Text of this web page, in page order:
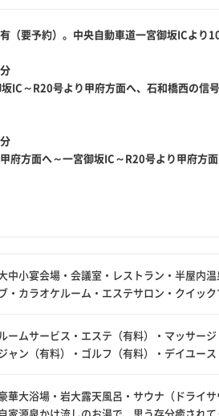
（要予約）。中央自動車道一宮御坂ICより
IC～R20号より甲府方面へ、石和橋西の信
府方面へ～一宮御坂IC～R20号より甲府方
中小宴会場・会議室・レストラン・半屋内
・カラオケルーム・エステサロン・クイッ
ームサービス・エステ（有料）・マッサー
ャン（有料）・ゴルフ（有料）・デイユース
華大浴場・岩大露天風呂・サウナ（ドライサ